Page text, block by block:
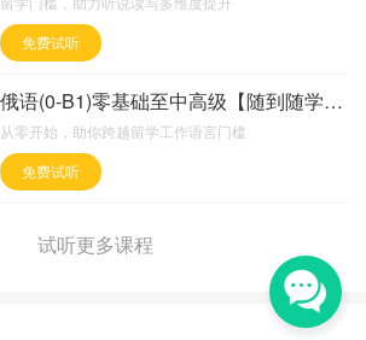
免费试听
俄语(0-B1)零基础至中高级【随到随学班】
从零开始，助你跨越留学工作语言门槛
免费试听
试听更多课程